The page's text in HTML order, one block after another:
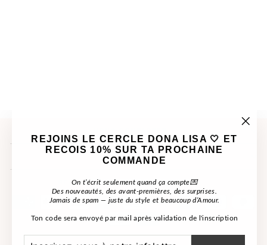
REJOINS LE CERCLE DONA LISA 🤍 ET
RECOIS 10% SUR TA PROCHAINE
COMMANDE
On t’écrit seulement quand ça compte💌
Des nouveautés, des avant-premières, des surprises.
Jamais de spam — juste du style et beaucoup d’Amour.
Ton code sera envoyé par mail après validation de l'inscription
INFORMATIONS
REJOIGNEZ LE CERCLE DONA LISA